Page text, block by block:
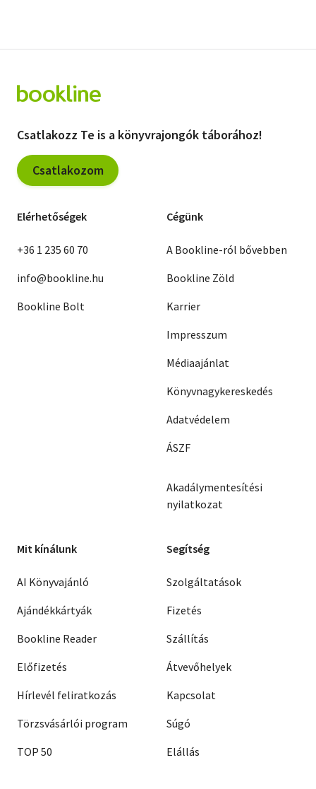
Csatlakozz Te is a könyvrajongók táborához!
Csatlakozom
Elérhetőségek
+36 1 235 60 70
info@bookline.hu
Bookline Bolt
Cégünk
A Bookline-ról bővebben
Bookline Zöld
Karrier
Impresszum
Médiaajánlat
Könyvnagykereskedés
Adatvédelem
ÁSZF
Akadálymentesítési
nyilatkozat
Mit kínálunk
AI Könyvajánló
Ajándékkártyák
Bookline Reader
Előfizetés
Hírlevél feliratkozás
Törzsvásárlói program
TOP 50
Segítség
Szolgáltatások
Fizetés
Szállítás
Átvevőhelyek
Kapcsolat
Súgó
Elállás